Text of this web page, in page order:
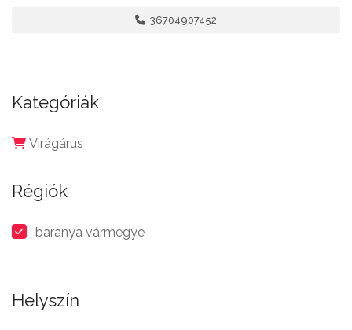
36704907452
Kategóriák
Virágárus
Régiók
baranya vármegye
Helyszín